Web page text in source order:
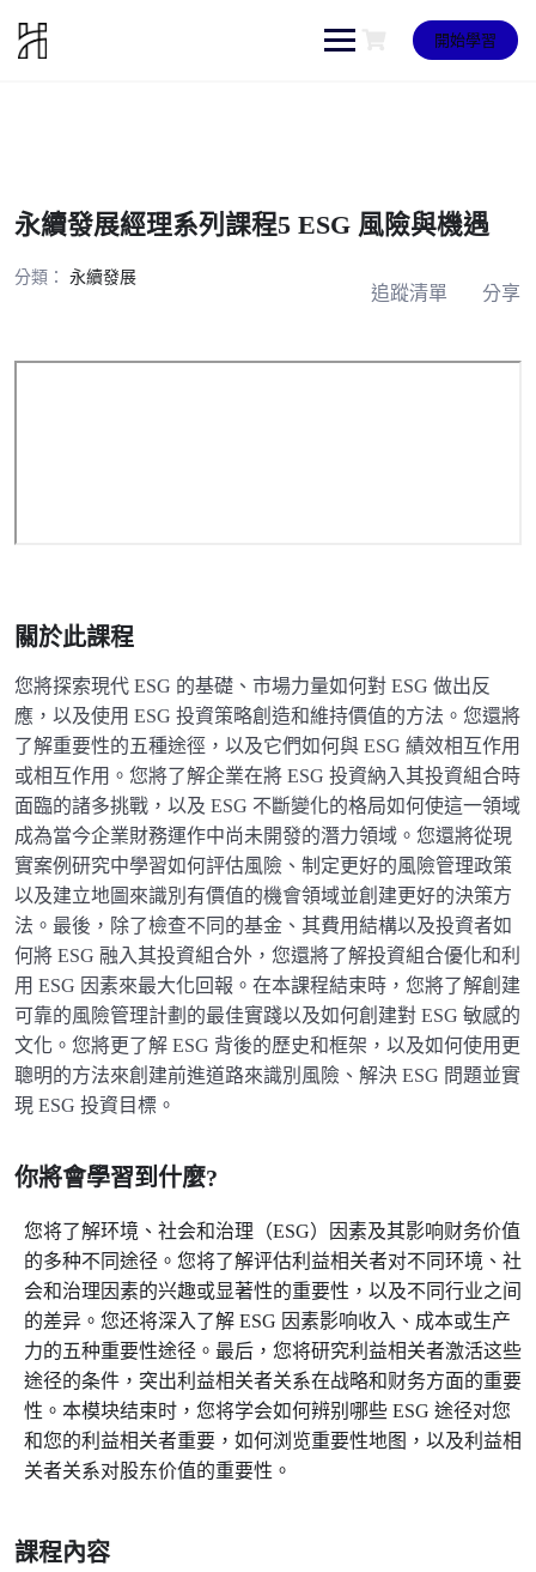
content
開始學習
永續發展經理系列課程5 ESG 風險與機遇
分類： 永續發展
追蹤清單 分享
關於此課程
您將探索現代 ESG 的基礎、市場力量如何對 ESG 做出反
應，以及使用 ESG 投資策略創造和維持價值的方法。您還將
了解重要性的五種途徑，以及它們如何與 ESG 績效相互作用
或相互作用。您將了解企業在將 ESG 投資納入其投資組合時
面臨的諸多挑戰，以及 ESG 不斷變化的格局如何使這一領域
成為當今企業財務運作中尚未開發的潛力領域。您還將從現
實案例研究中學習如何評估風險、制定更好的風險管理政策
以及建立地圖來識別有價值的機會領域並創建更好的決策方
法。最後，除了檢查不同的基金、其費用結構以及投資者如
何將 ESG 融入其投資組合外，您還將了解投資組合優化和利
用 ESG 因素來最大化回報。在本課程結束時，您將了解創建
可靠的風險管理計劃的最佳實踐以及如何創建對 ESG 敏感的
文化。您將更了解 ESG 背後的歷史和框架，以及如何使用更
聰明的方法來創建前進道路來識別風險、解決 ESG 問題並實
現 ESG 投資目標。
你將會學習到什麼?
您将了解环境、社会和治理（ESG）因素及其影响财务价值
的多种不同途径。您将了解评估利益相关者对不同环境、社
会和治理因素的兴趣或显著性的重要性，以及不同行业之间
的差异。您还将深入了解 ESG 因素影响收入、成本或生产
力的五种重要性途径。最后，您将研究利益相关者激活这些
途径的条件，突出利益相关者关系在战略和财务方面的重要
性。本模块结束时，您将学会如何辨别哪些 ESG 途径对您
和您的利益相关者重要，如何浏览重要性地图，以及利益相
关者关系对股东价值的重要性。
課程內容